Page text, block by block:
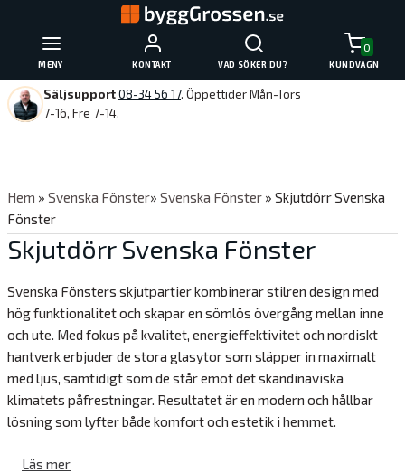
MENY KONTAKT VAD SÖKER DU?
0
KUNDVAGN
Säljsupport08-34 56 17. Öppettider Mån-Tors
7-16, Fre 7-14.
Hem » Svenska Fönster» Svenska Fönster » Skjutdörr Svenska
Fönster
Skjutdörr Svenska Fönster
Svenska Fönsters skjutpartier kombinerar stilren design med
hög funktionalitet och skapar en sömlös övergång mellan inne
och ute. Med fokus på kvalitet, energieffektivitet och nordiskt
hantverk erbjuder de stora glasytor som släpper in maximalt
med ljus, samtidigt som de står emot det skandinaviska
klimatets påfrestningar. Resultatet är en modern och hållbar
lösning som lyfter både komfort och estetik i hemmet.
Läs mer